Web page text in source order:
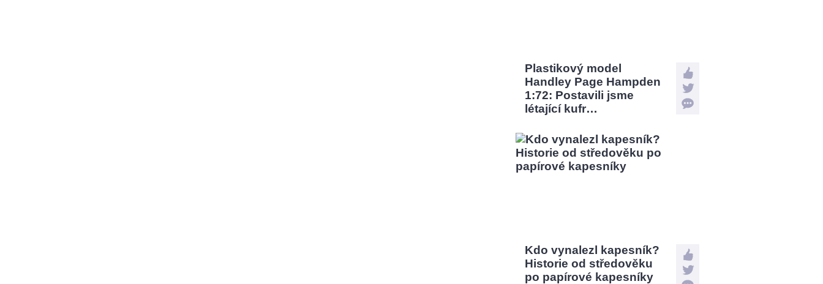
Plastikový model
Handley Page Hampden
1:72: Postavili jsme
létající kufr…
Kdo vynalezl kapesník?
Historie od středověku
po papírové kapesníky